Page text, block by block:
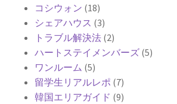
コシウォン (18)
シェアハウス (3)
トラブル解決法 (2)
ハートステイメンバーズ (5)
ワンルーム (5)
留学生リアルレポ (7)
韓国エリアガイド (9)